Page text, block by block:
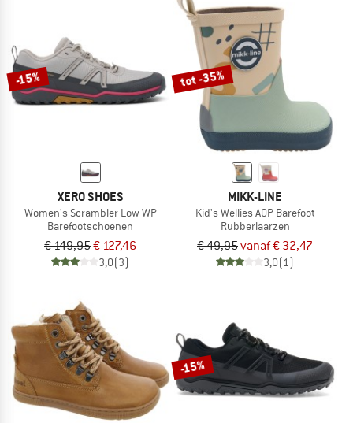
-15%
XERO SHOES
Women's Scrambler Low WP
Barefootschoenen
€ 149,95€ 127,46
3,0(3)
tot -35%
MIKK-LINE
Kid's Wellies AOP Barefoot
Rubberlaarzen
€ 49,95vanaf € 32,47
3,0(1)
-15%